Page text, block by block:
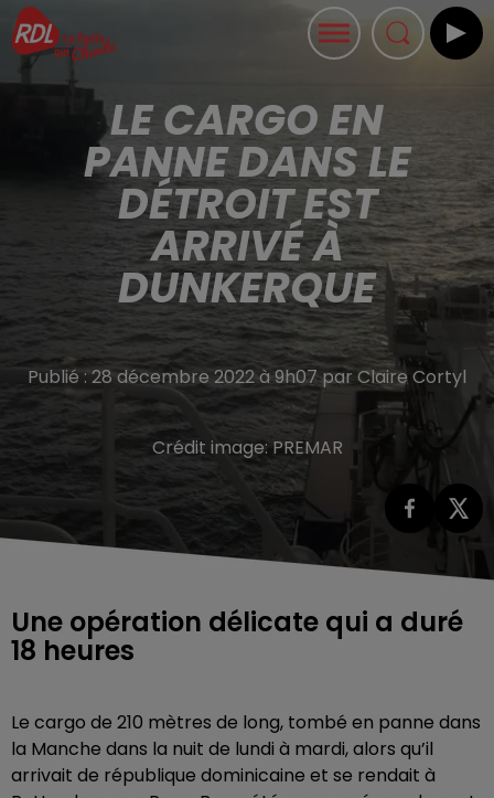
LE CARGO EN
PANNE DANS LE
DÉTROIT EST
ARRIVÉ À
DUNKERQUE
Publié : 28 décembre 2022 à 9h07 par Claire Cortyl
Crédit image: PREMAR
Une opération délicate qui a duré
18 heures
Le cargo de 210 mètres de long, tombé en panne dans
la Manche dans la nuit de lundi à mardi, alors qu’il
arrivait de république dominicaine et se rendait à